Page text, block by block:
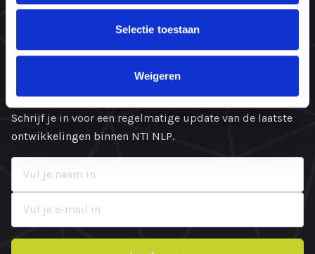
Selectie toestaan
Weigeren
Oosterzijweg 8
KvK: 87532352
Schrijf je in voor een regelmatige update van de laatste
ontwikkelingen binnen NTI NLP.